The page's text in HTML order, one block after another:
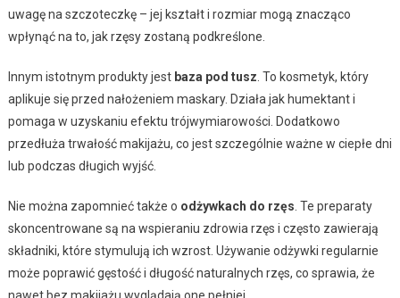
uwagę na szczoteczkę – jej kształt i rozmiar mogą znacząco
wpłynąć na to, jak rzęsy zostaną podkreślone.
Innym istotnym produkty jest baza pod tusz . To kosmetyk, który
aplikuje się przed nałożeniem maskary. Działa jak humektant i
pomaga w uzyskaniu efektu trójwymiarowości. Dodatkowo
przedłuża trwałość makijażu, co jest szczególnie ważne w ciepłe dni
lub podczas długich wyjść.
Nie można zapomnieć także o odżywkach do rzęs . Te preparaty
skoncentrowane są na wspieraniu zdrowia rzęs i często zawierają
składniki, które stymulują ich wzrost. Używanie odżywki regularnie
może poprawić gęstość i długość naturalnych rzęs, co sprawia, że
nawet bez makijażu wyglądają one pełniej.